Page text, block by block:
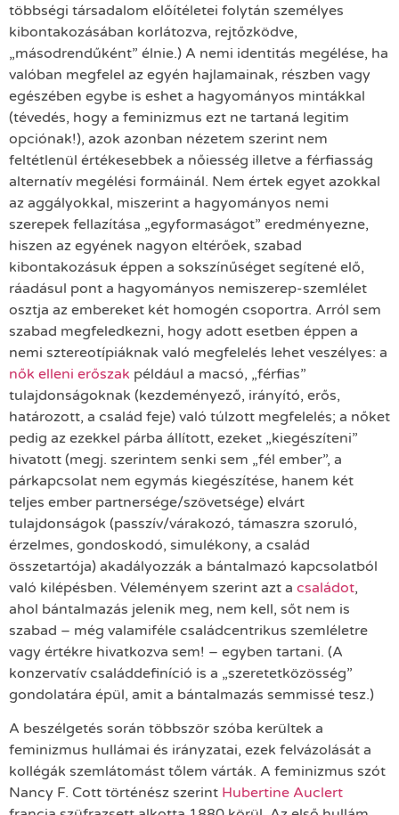
többségi társadalom előítéletei folytán személyes
kibontakozásában korlátozva, rejtőzködve,
„másodrendűként” élnie.) A nemi identitás megélése, ha
valóban megfelel az egyén hajlamainak, részben vagy
egészében egybe is eshet a hagyományos mintákkal
(tévedés, hogy a feminizmus ezt ne tartaná legitim
opciónak!), azok azonban nézetem szerint nem
feltétlenül értékesebbek a nőiesség illetve a férfiasság
alternatív megélési formáinál. Nem értek egyet azokkal
az aggályokkal, miszerint a hagyományos nemi
szerepek fellazítása „egyformaságot” eredményezne,
hiszen az egyének nagyon eltérőek, szabad
kibontakozásuk éppen a sokszínűséget segítené elő,
ráadásul pont a hagyományos nemiszerep-szemlélet
osztja az embereket két homogén csoportra. Arról sem
szabad megfeledkezni, hogy adott esetben éppen a
nemi sztereotípiáknak való megfelelés lehet veszélyes: a
nők elleni erőszak például a macsó, „férfias”
tulajdonságoknak (kezdeményező, irányító, erős,
határozott, a család feje) való túlzott megfelelés; a nőket
pedig az ezekkel párba állított, ezeket „kiegészíteni”
hivatott (megj. szerintem senki sem „fél ember”, a
párkapcsolat nem egymás kiegészítése, hanem két
teljes ember partnersége/szövetsége) elvárt
tulajdonságok (passzív/várakozó, támaszra szoruló,
érzelmes, gondoskodó, simulékony, a család
összetartója) akadályozzák a bántalmazó kapcsolatból
való kilépésben. Véleményem szerint azt a családot,
ahol bántalmazás jelenik meg, nem kell, sőt nem is
szabad – még valamiféle családcentrikus szemléletre
vagy értékre hivatkozva sem! – egyben tartani. (A
konzervatív családdefiníció is a „szeretetközösség”
gondolatára épül, amit a bántalmazás semmissé tesz.)
A beszélgetés során többször szóba kerültek a
feminizmus hullámai és irányzatai, ezek felvázolását a
kollégák szemlátomást tőlem várták. A feminizmus szót
Nancy F. Cott történész szerint Hubertine Auclert